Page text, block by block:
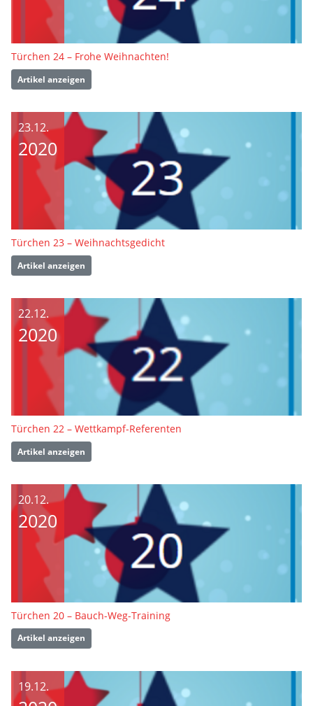
Türchen 24 – Frohe Weihnachten!
Artikel anzeigen
23.12.
2020
Türchen 23 – Weihnachtsgedicht
Artikel anzeigen
22.12.
2020
Türchen 22 – Wettkampf-Referenten
Artikel anzeigen
20.12.
2020
Türchen 20 – Bauch-Weg-Training
Artikel anzeigen
19.12.